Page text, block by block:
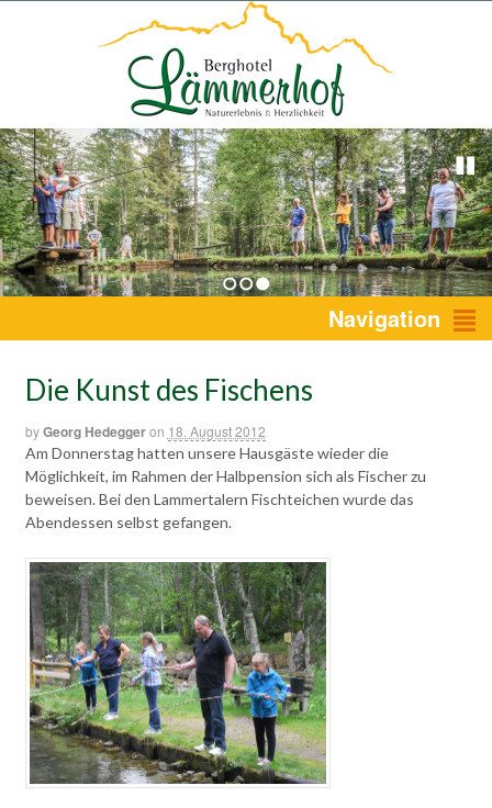
1 2 3 Navigation
Die Kunst des Fischens
byGeorg Hedeggeron 18. August 2012
Am Donnerstag hatten unsere Hausgäste wieder die
Möglichkeit, im Rahmen der Halbpension sich als Fischer zu
beweisen. Bei den Lammertalern Fischteichen wurde das
Abendessen selbst gefangen.